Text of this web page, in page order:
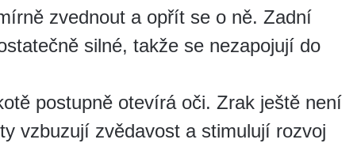
zvednout a opřít se o ně. Zadní
silné, takže se nezapojují do
postupně otevírá oči. Zrak ještě není
vzbuzují zvědavost a stimulují rozvoj